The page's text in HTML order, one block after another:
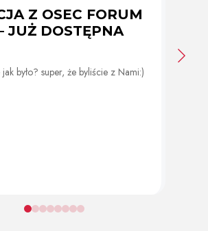
Z OSEC FORUM
JUŻ DOSTĘPNA
było? super, że byliście z Nami:)
2026-